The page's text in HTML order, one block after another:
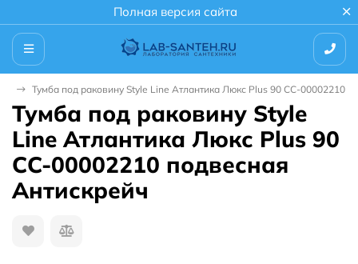
Полная версия сайта
Тумба под раковину Style Line Атлантика Люкс Plus 90 СС-00002210
Тумба под раковину Style
Line Атлантика Люкс Plus 90
СС-00002210 подвесная
Антискрейч